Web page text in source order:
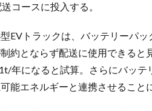
コースに投入する。
EVトラックは、バッテリーパ
約とならず配送に使用できる
年になると試算。さらにバッ
能エネルギーと連携させること